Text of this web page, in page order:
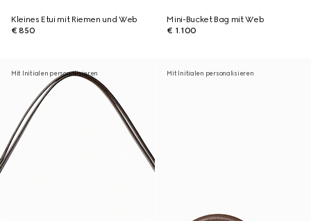
Kleines Etui mit Riemen und Web
€ 850
Mini-Bucket Bag mit Web
€ 1.100
Mit Initialen personalisieren Mit Initialen personalisieren